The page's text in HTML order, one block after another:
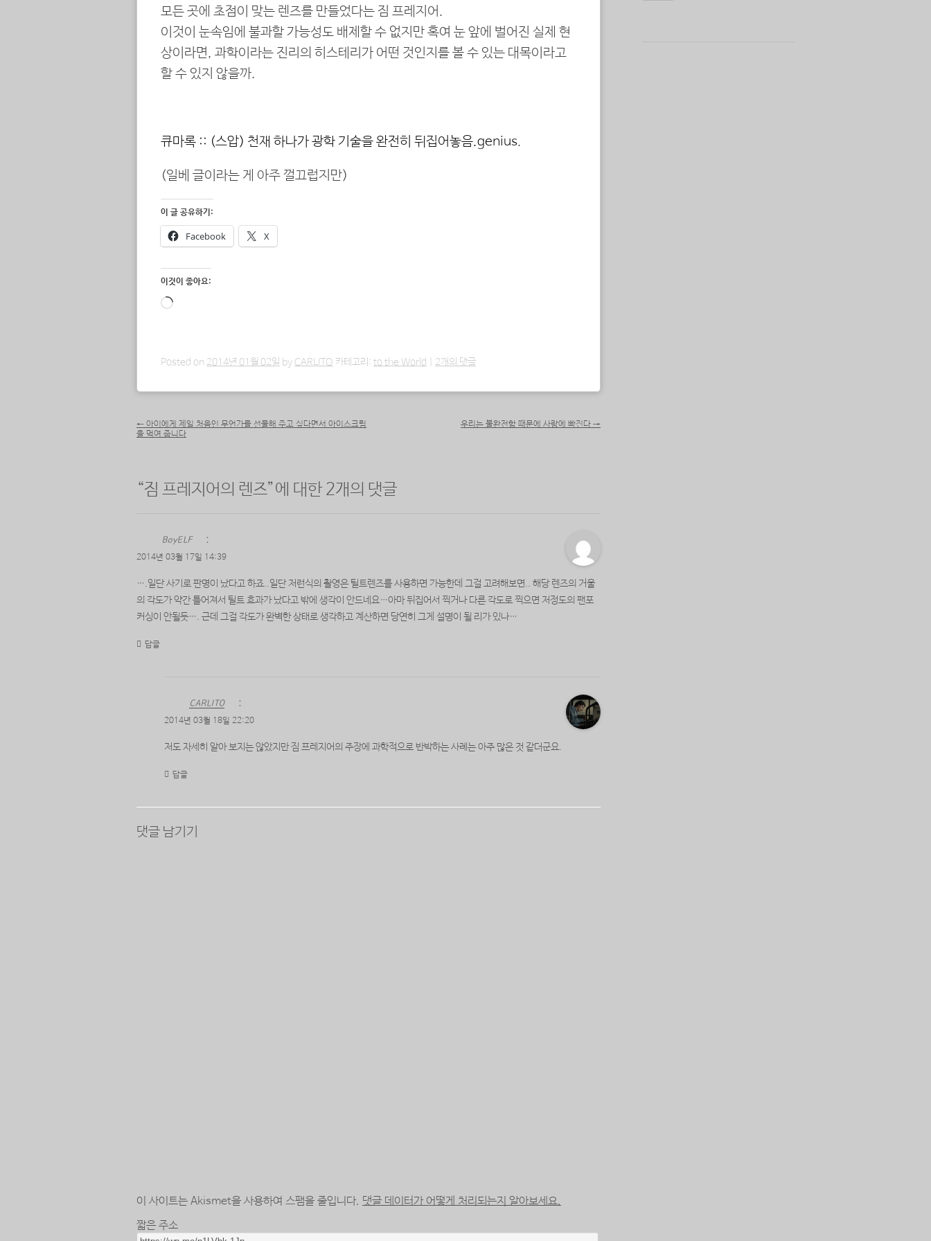
모든 곳에 초점이 맞는 렌즈를 만들었다는 짐 프레지어.
이것이 눈속임에 불과할 가능성도 배제할 수 없지만 혹여 눈 앞에 벌어진 실제 현
상이라면, 과학이라는 진리의 히스테리가 어떤 것인지를 볼 수 있는 대목이라고
할 수 있지 않을까.
큐마록 :: (스압) 천재 하나가 광학 기술을 완전히 뒤집어놓음.genius.
(일베 글이라는 게 아주 껄끄럽지만)
이 글 공유하기:
Facebook X
이것이 좋아요:
로
Posted on 2014년 01월 02일 by CARLITO 카테고리: to the World 2개의 댓글
포스트 내비게이션
← 아이에게 제일 처음인 무언가를 선물해 주고 싶다면서 아이스크림
을 먹여 줍니다
우리는 불완전함 때문에 사랑에 빠진다 →
“짐 프레지어의 렌즈”에 대한 2개의 댓글
BoyELF :
2014년 03월 17일 14:39
….일단 사기로 판명이 났다고 하죠..일단 저런식의 촬영은 틸트렌즈를 사용하면 가능한데 그걸 고려해보면.. 해당 렌즈의 거울
의 각도가 약간 틀어져서 틸트 효과가 났다고 밖에 생각이 안드네요…아마 뒤집어서 찍거나 다른 각도로 찍으면 저정도의 팬포
커싱이 안될듯…. 근데 그걸 각도가 완벽한 상태로 생각하고 계산하면 당연히 그게 설명이 될 리가 있나…
답글
CARLITO :
2014년 03월 18일 22:20
저도 자세히 알아 보지는 않았지만 짐 프레지어의 주장에 과학적으로 반박하는 사례는 아주 많은 것 같더군요.
답글
댓글 남기기
이 사이트는 Akismet을 사용하여 스팸을 줄입니다. 댓글 데이터가 어떻게 처리되는지 알아보세요.
짧은 주소